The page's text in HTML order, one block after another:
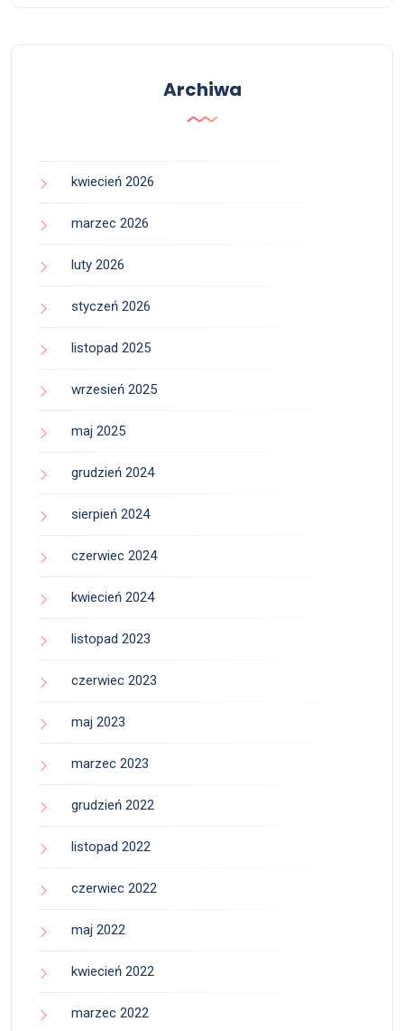
Archiwa
kwiecień 2026
marzec 2026
luty 2026
styczeń 2026
listopad 2025
wrzesień 2025
maj 2025
grudzień 2024
sierpień 2024
czerwiec 2024
kwiecień 2024
listopad 2023
czerwiec 2023
maj 2023
marzec 2023
grudzień 2022
listopad 2022
czerwiec 2022
maj 2022
kwiecień 2022
marzec 2022